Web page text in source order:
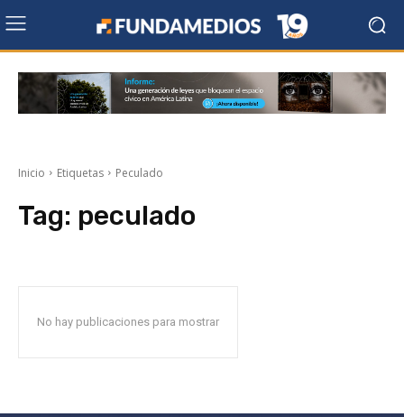
Inicio Etiquetas Peculado
Tag: peculado
No hay publicaciones para mostrar